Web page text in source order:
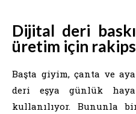
Dijital deri
üretim için
Başta giyim, çanta ve
deri eşya günlük
kullanılıyor. Bununla